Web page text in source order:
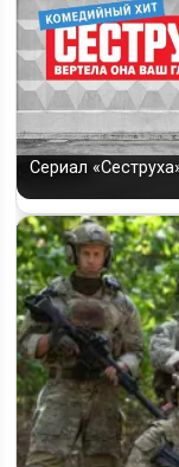
Сериал